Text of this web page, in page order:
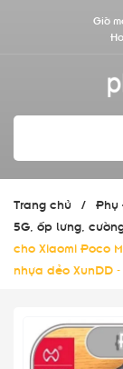
Giờ
Trang chủ / Phụ
5G, ốp lưng,
cho Xiaomi Poco
nhựa dẻo XunDD